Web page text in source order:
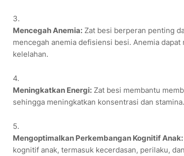
Mencegah Anemia: Zat besi berperan penting
mencegah anemia defisiensi besi. Anemia
kelelahan.
Meningkatkan Energi: Zat besi membantu
sehingga meningkatkan konsentrasi dan stamina.
Mengoptimalkan Perkembangan Kognitif Anak:
kognitif anak, termasuk kecerdasan, perilaku,